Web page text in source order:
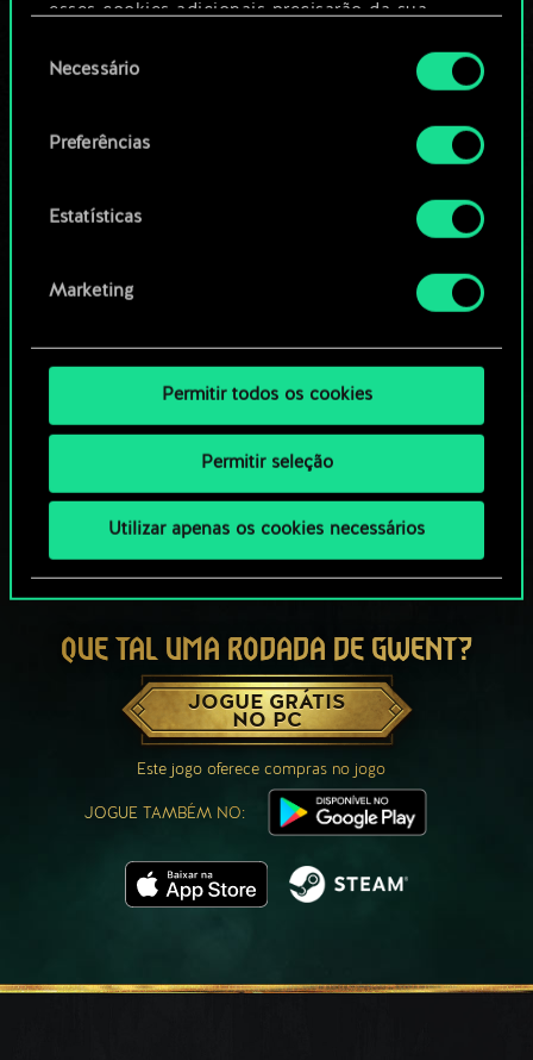
esses cookies adicionais precisarão da sua
Você encontrará todos os detalhes sobre o uso
de cookies e poderá ajustar as suas preferências
no menu "Configurações" abaixo.
deNecessário
Preferências
Estatísticas
Marketing
Permitir todos os cookies
Permitir seleção
Utilizar apenas os cookies necessários
Navegue pelos baralhos da
QUE TAL UMA RODADA DE GWENT?
JOGUE GRÁTIS
NO PC
Este jogo oferece compras no jogo
JOGUE TAMBÉM NO: